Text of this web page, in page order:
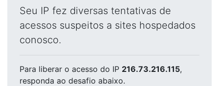
Seu IP fez diversas tentativas de
acessos suspeitos a sites hospedados
conosco.
Para liberar o acesso do IP 216.73.216.115,
responda ao desafio abaixo.